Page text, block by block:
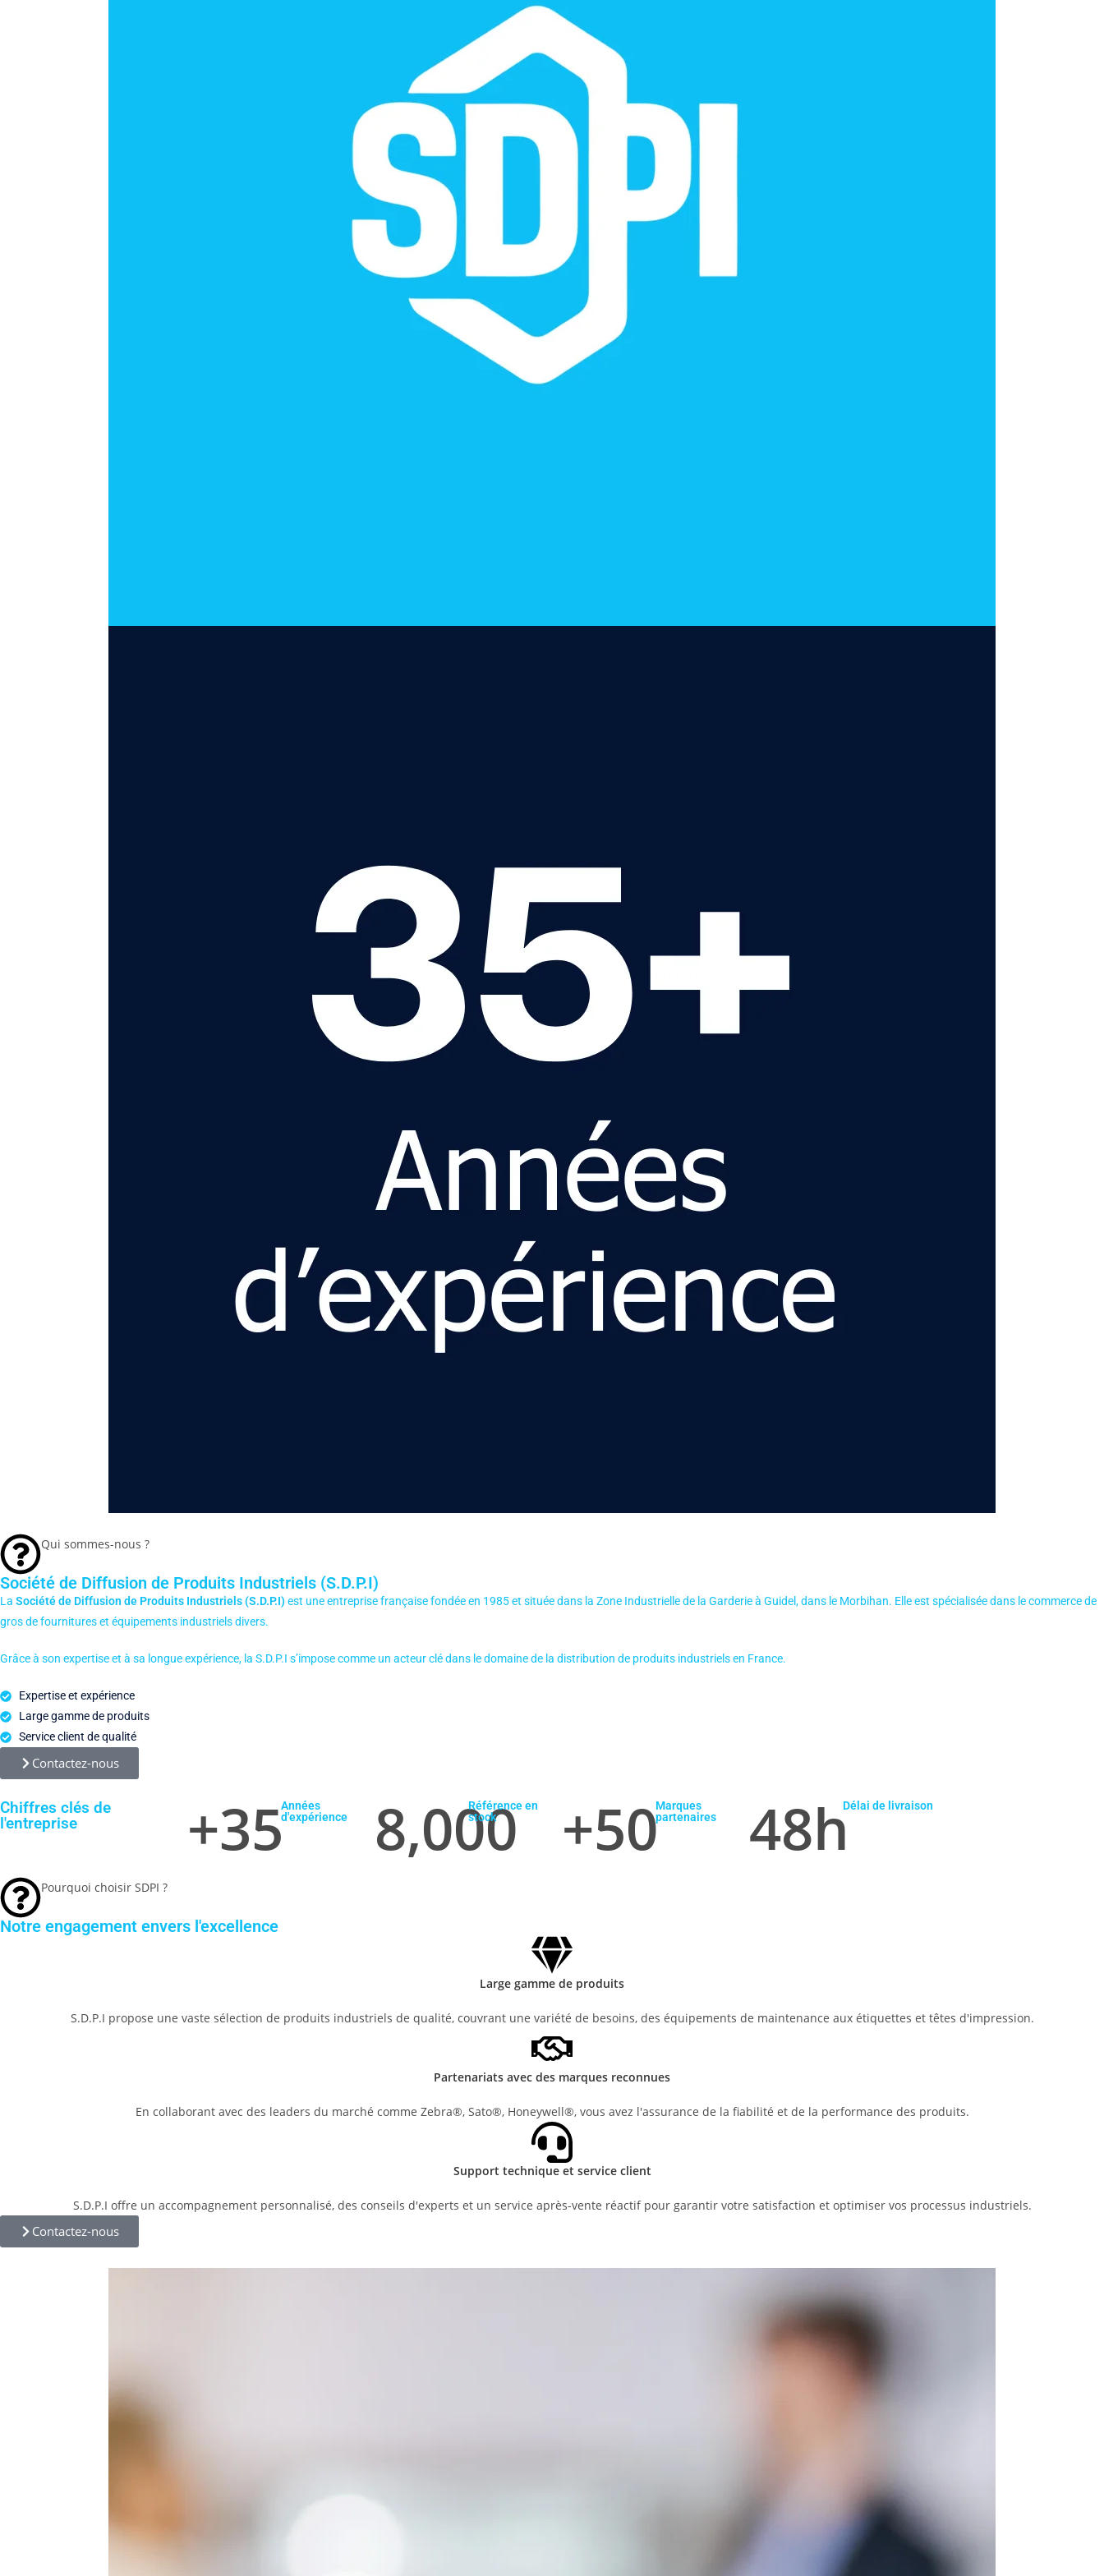
Qui sommes-nous ?
Société de Diffusion de Produits Industriels (S.D.P.I)
La Société de Diffusion de Produits Industriels (S.D.P.I) est une entreprise française fondée en 1985 et située dans la Zone Industrielle de la Garderie à Guidel, dans le Morbihan. Elle est spécialisée dans le commerce de
gros de fournitures et équipements industriels divers.
Grâce à son expertise et à sa longue expérience, la S.D.P.I s’impose comme un acteur clé dans le domaine de la distribution de produits industriels en France.
Expertise et expérience
Large gamme de produits
Service client de qualité
Contactez-nous
Chiffres clés de
l'entreprise
+35Années
d'expérience
8,000
Référence en
stock
+50Marques
partenaires
48hDélai de livraison
Pourquoi choisir SDPI ?
Notre engagement envers l'excellence
Large gamme de produits
S.D.P.I propose une vaste sélection de produits industriels de qualité, couvrant une variété de besoins, des équipements de maintenance aux étiquettes et têtes d'impression.
Partenariats avec des marques reconnues
En collaborant avec des leaders du marché comme Zebra®, Sato®, Honeywell®, vous avez l'assurance de la fiabilité et de la performance des produits.
Support technique et service client
S.D.P.I offre un accompagnement personnalisé, des conseils d'experts et un service après-vente réactif pour garantir votre satisfaction et optimiser vos processus industriels.
Contactez-nous